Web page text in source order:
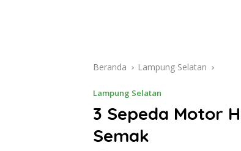
Beranda Lampung Selatan
Lampung Selatan
3 Sepeda Motor
Semak